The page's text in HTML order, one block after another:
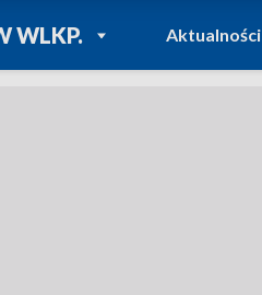
WLKP.
POWRÓT DO
TVP REGIONY
Aktualności